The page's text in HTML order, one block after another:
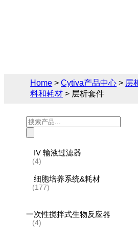
Home >Cytiva产品中心 > 层
料和耗材 > 层析套件
Products
search
IV 输液过滤器
(4)
细胞培养系统&耗材
(177)
一次性搅拌式生物反应器
(4)